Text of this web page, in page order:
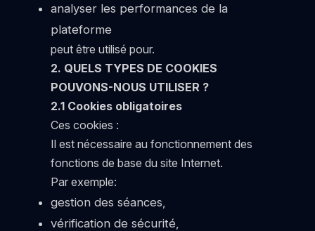
analyser les performances de la
plateforme
peut être utilisé pour.
2. QUELS TYPES DE COOKIES
POUVONS-NOUS UTILISER ?
2.1 Cookies obligatoires
Ces cookies :
Il est nécessaire au fonctionnement des
fonctions de base du site Internet.
Par exemple:
gestion des séances,
vérification de sécurité,